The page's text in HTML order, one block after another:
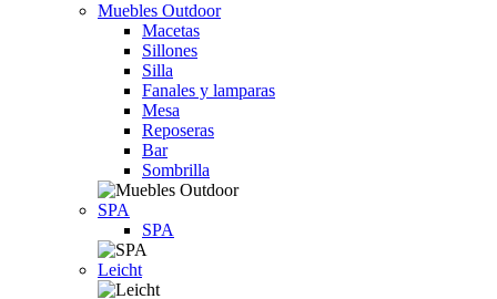
Muebles Outdoor
Macetas
Sillones
Silla
Fanales y lamparas
Mesa
Reposeras
Bar
Sombrilla
SPA
SPA
Leicht